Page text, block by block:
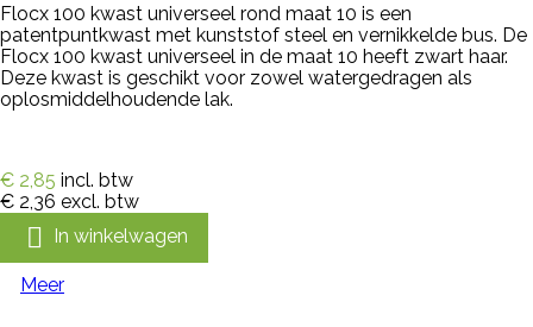
Flocx 100 kwast universeel rond maat 10 is een
patentpuntkwast met kunststof steel en vernikkelde bus. De
Flocx 100 kwast universeel in de maat 10 heeft zwart haar.
Deze kwast is geschikt voor zowel watergedragen als
oplosmiddelhoudende lak.
€ 2,85 incl. btw
€ 2,36 excl. btw
 In winkelwagen
Meer